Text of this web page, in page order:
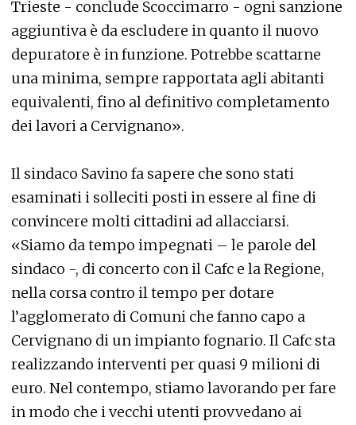
Trieste - conclude Scoccimarro - ogni sanzione
aggiuntiva è da escludere in quanto il nuovo
depuratore è in funzione. Potrebbe scattarne
una minima, sempre rapportata agli abitanti
equivalenti, fino al definitivo completamento
dei lavori a Cervignano».
Il sindaco Savino fa sapere che sono stati
esaminati i solleciti posti in essere al fine di
convincere molti cittadini ad allacciarsi.
«Siamo da tempo impegnati – le parole del
sindaco -, di concerto con il Cafc e la Regione,
nella corsa contro il tempo per dotare
l’agglomerato di Comuni che fanno capo a
Cervignano di un impianto fognario. Il Cafc sta
realizzando interventi per quasi 9 milioni di
euro. Nel contempo, stiamo lavorando per fare
in modo che i vecchi utenti provvedano ai